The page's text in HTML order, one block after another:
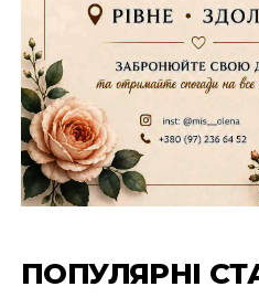
ПОПУЛЯРНІ